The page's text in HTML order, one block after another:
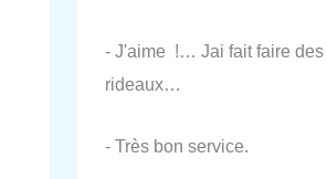
- J'aime !… Jai fait faire des
rideaux…
- Très bon service.